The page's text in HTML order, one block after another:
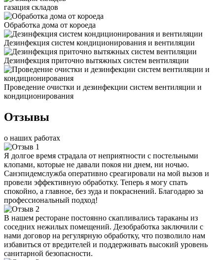
газация складов
Обработка дома от короеда
Дезинфекция систем кондиционирования и вентиляции
Дезинфекция приточно вытяжных систем вентиляции
Проведение очистки и дезинфекции систем вентиляции и
кондиционирования
Отзывы
о наших работах
Я долгое время страдала от неприятности с постельными
клопами, которые не давали покоя ни днем, ни ночью.
Санэпидемслужба оперативно среагировали на мой вызов и
провели эффективную обработку. Теперь я могу спать
спокойно, а главное, без зуда и покраснений. Благодарю за
профессиональный подход!
В нашем ресторане постоянно скапливались тараканы из
соседних нежилых помещений. Дезобработка заключили с
нами договор на регулярную обработку, что позволило нам
избавиться от вредителей и поддерживать высокий уровень
санитарной безопасности.